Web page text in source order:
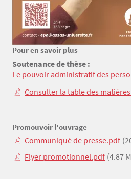
Texte
Pour en savoir plus
Soutenance de thèse :
Le pouvoir administratif des
Consulter la table des
Promouvoir l'ouvrage
Communiqué de presse.pdf
Flyer promotionnel.pdf (4.87